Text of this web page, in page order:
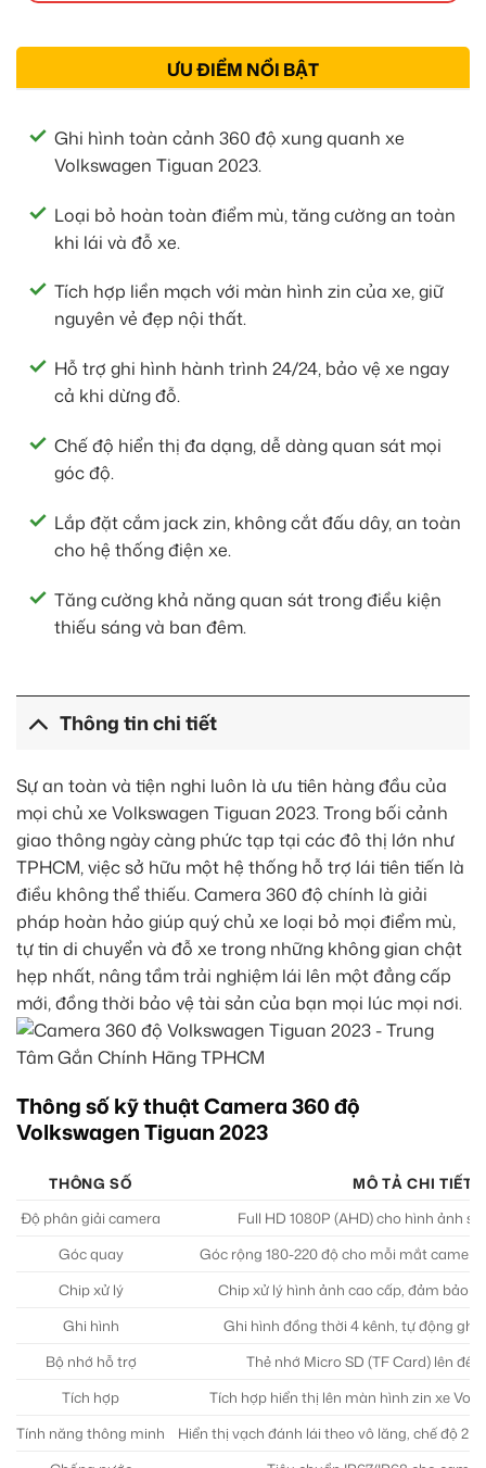
ƯU ĐIỂM NỔI BẬT
Ghi hình toàn cảnh 360 độ xung quanh xe
Volkswagen Tiguan 2023.
Loại bỏ hoàn toàn điểm mù, tăng cường an toàn
khi lái và đỗ xe.
Tích hợp liền mạch với màn hình zin của xe, giữ
nguyên vẻ đẹp nội thất.
Hỗ trợ ghi hình hành trình 24/24, bảo vệ xe ngay
cả khi dừng đỗ.
Chế độ hiển thị đa dạng, dễ dàng quan sát mọi
góc độ.
Lắp đặt cắm jack zin, không cắt đấu dây, an toàn
cho hệ thống điện xe.
Tăng cường khả năng quan sát trong điều kiện
thiếu sáng và ban đêm.
Thông tin chi tiết
Sự an toàn và tiện nghi luôn là ưu tiên hàng đầu của
mọi chủ xe Volkswagen Tiguan 2023. Trong bối cảnh
giao thông ngày càng phức tạp tại các đô thị lớn như
TPHCM, việc sở hữu một hệ thống hỗ trợ lái tiên tiến là
điều không thể thiếu. Camera 360 độ chính là giải
pháp hoàn hảo giúp quý chủ xe loại bỏ mọi điểm mù,
tự tin di chuyển và đỗ xe trong những không gian chật
hẹp nhất, nâng tầm trải nghiệm lái lên một đẳng cấp
mới, đồng thời bảo vệ tài sản của bạn mọi lúc mọi nơi.
Thông số kỹ thuật Camera 360 độ
Volkswagen Tiguan 2023
THÔNG SỐ
MÔ TẢ CHI TIẾT
Độ phân giải camera
Full HD 1080P (AHD) cho hình ảnh
Góc quay
Góc rộng 180-220 độ cho mỗi mắt
Chip xử lý
Chip xử lý hình ảnh cao cấp, đảm bảo
Ghi hình
Ghi hình đồng thời 4 kênh, tự động ghi
Bộ nhớ hỗ trợ
Thẻ nhớ Micro SD (TF Card) lên
Tích hợp
Tích hợp hiển thị lên màn hình zin xe
Tính năng thông minh
Hiển thị vạch đánh lái theo vô lăng, chế độ